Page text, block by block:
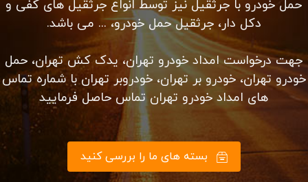
کلیه خدمات حمل ماشین از مبدا تهران به شهرستان ها به
دو صورت حمل ماشین با خودروبر تکی و تریلی خودروبر
امکان پذیر است
امداد خودرو تهران در زمینه حمل و بکسل خودرو های خارجی
و ایرانی 24 ساعته و به طور شبانه روزی در خدمت شما
سروران گرامی است.
حمل خودرو با جرثقیل نیز توسط انواع جرثقیل های کفی و
دکل دار، جرثقیل حمل خودرو، ... می باشد.